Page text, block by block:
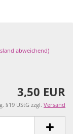
abweichend)
3,50 EUR
§19 UStG zzgl. Versand